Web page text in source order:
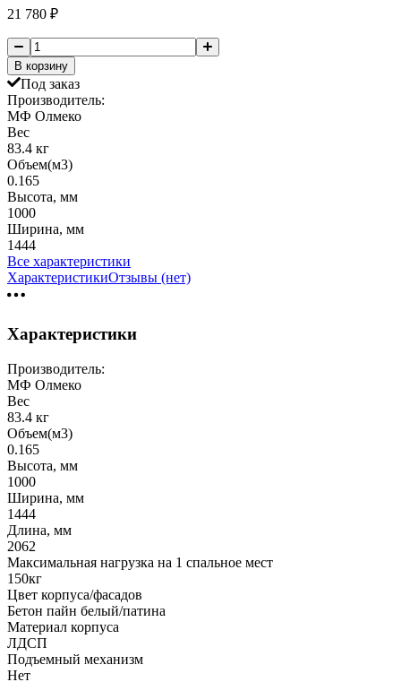
21 780 ₽
В корзину
Под заказ
Производитель:
МФ Олмеко
Вес
83.4 кг
Объем(м3)
0.165
Высота, мм
1000
Ширина, мм
1444
Все характеристики
ХарактеристикиОтзывы (нет)
Характеристики
Производитель:
МФ Олмеко
Вес
83.4 кг
Объем(м3)
0.165
Высота, мм
1000
Ширина, мм
1444
Длина, мм
2062
Максимальная нагрузка на 1 спальное мест
150кг
Цвет корпуса/фасадов
Бетон пайн белый/патина
Материал корпуса
ЛДСП
Подъемный механизм
Нет